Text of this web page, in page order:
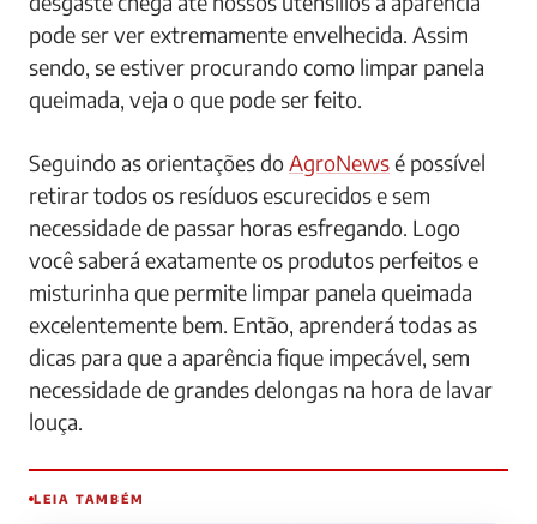
pode ser ver extremamente envelhecida. Assim
sendo, se estiver procurando como limpar panela
queimada, veja o que pode ser feito.
Seguindo as orientações doAgroNewsé possível
retirar todos os resíduos escurecidos e sem
necessidade de passar horas esfregando. Logo
você saberá exatamente os produtos perfeitos e
misturinha que permite limpar panela queimada
excelentemente bem. Então, aprenderá todas as
dicas para que a aparência fique impecável, sem
necessidade de grandes delongas na hora de lavar
louça.
LEIA TAMBÉM